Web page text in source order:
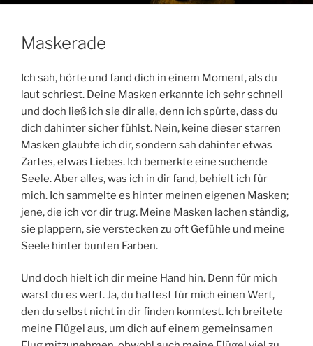
Maskerade
Ich sah, hörte und fand dich in einem Moment, als du
laut schriest. Deine Masken erkannte ich sehr schnell
und doch ließ ich sie dir alle, denn ich spürte, dass du
dich dahinter sicher fühlst. Nein, keine dieser starren
Masken glaubte ich dir, sondern sah dahinter etwas
Zartes, etwas Liebes. Ich bemerkte eine suchende
Seele. Aber alles, was ich in dir fand, behielt ich für
mich. Ich sammelte es hinter meinen eigenen Masken;
jene, die ich vor dir trug. Meine Masken lachen ständig,
sie plappern, sie verstecken zu oft Gefühle und meine
Seele hinter bunten Farben.
Und doch hielt ich dir meine Hand hin. Denn für mich
warst du es wert. Ja, du hattest für mich einen Wert,
den du selbst nicht in dir finden konntest. Ich breitete
meine Flügel aus, um dich auf einem gemeinsamen